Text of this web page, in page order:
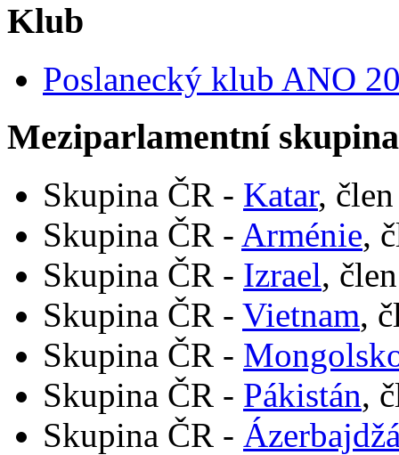
Klub
Poslanecký klub ANO
Meziparlamentní
Skupina ČR - Katar,
Skupina ČR - Arménie,
Skupina ČR - Izrael,
Skupina ČR - Vietnam,
Skupina ČR -
Skupina ČR - Pákistán,
Skupina ČR -